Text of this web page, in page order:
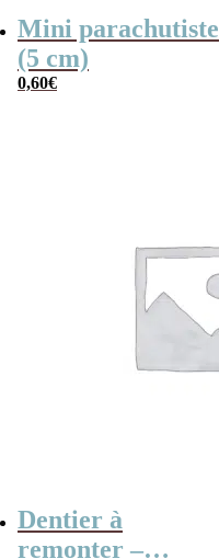
Mini parachutiste
(5 cm)
0,60€
Dentier à
remonter –